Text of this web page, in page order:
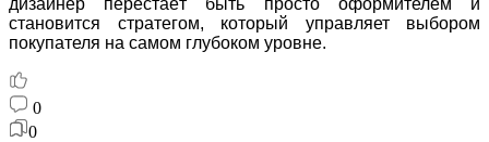
становится стратегом, который управляет выбором
покупателя на самом глубоком уровне.
0
0